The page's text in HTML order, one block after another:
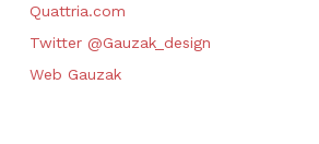
Quattria.com
Twitter @Gauzak_design
Web Gauzak